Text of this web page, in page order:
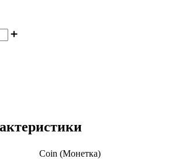
Coin (Монетка)